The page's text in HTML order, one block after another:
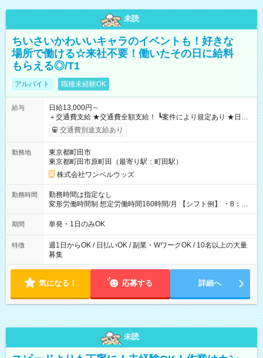
未読
ちいさいかわいいキャラのイベントも！好きな
場所で働ける☆来社不要！働いたその日に給料
もらえる◎/T1
アルバイト 職種未経験OK
給与
日給13,000円～
＋交通費支給 ★交通費全額支給！ ┗案件により規定あり ★日払
いOK！（規定あり） ┗働いたその日に現金GET♪ お仕事後はコ
ンビニATMから 日払い分を引き落とせます！ 【試用期間】試
交通費別途支給あり
勤務地
東京都町田市
東京都町田市原町田（最寄り駅：町田駅）
株式会社ワンベルウッズ
勤務時間
勤務時間は指定なし
変形労働時間制 想定労働時間160時間/月 【シフト例】 ・8：00
～21：00
期間 単発・1日のみOK
特徴
週1日からOK / 日払いOK / 副業・WワークOK / 10名以上の大量
募集
気になる！ 応募する 詳細へ
未読